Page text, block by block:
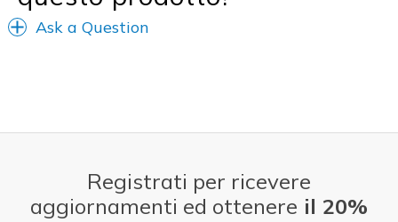
Ask a Question
Registrati per ricevere
aggiornamenti ed ottenere il 20%